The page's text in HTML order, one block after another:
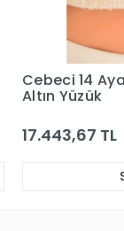
Cebeci 14
15.549,04 TL